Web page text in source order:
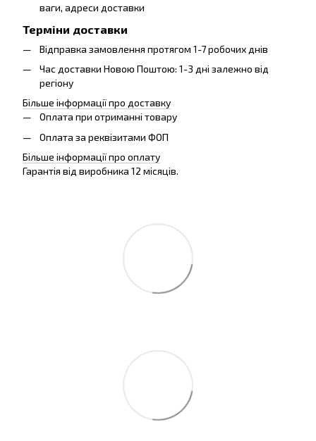
ваги, адреси доставки
Терміни доставки
Відправка замовлення протягом 1-7 робочих днів
Час доставки Новою Поштою: 1-3 дні залежно від
регіону
Більше інформації про доставку
Оплата при отриманні товару
Оплата за реквізитами ФОП
Більше інформації про оплату
Гарантія від виробника 12 місяців.